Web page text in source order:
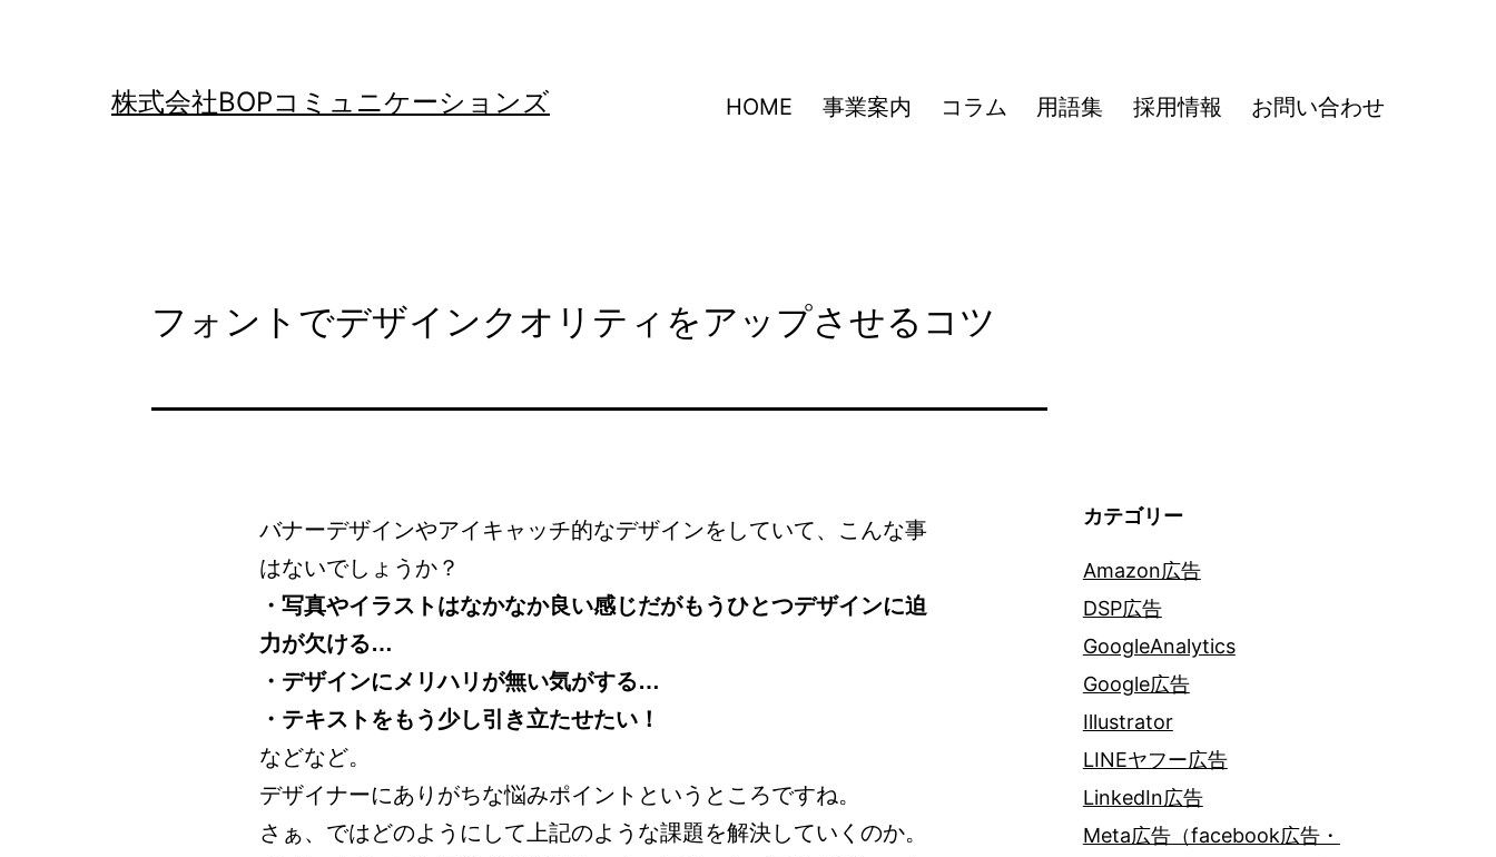
株式会社BOPコミュニケーションズ HOME 事業案内 コラム 用語集 採用情報 お問い合わせ
フォントでデザインクオリティをアップさせるコツ
バナーデザインやアイキャッチ的なデザインをしていて、こんな事
はないでしょうか？
・写真やイラストはなかなか良い感じだがもうひとつデザインに迫
力が欠ける…
・デザインにメリハリが無い気がする…
・テキストをもう少し引き立たせたい！
などなど。
デザイナーにありがちな悩みポイントというところですね。
さぁ、ではどのようにして上記のような課題を解決していくのか。
カテゴリー
Amazon広告
DSP広告
GoogleAnalytics
Google広告
Illustrator
LINEヤフー広告
LinkedIn広告
Meta広告（facebook広告・